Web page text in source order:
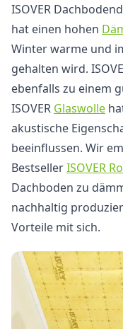
ISOVER
hat einen hohen
Winter warme und
gehalten wird.
ebenfalls zu einem
ISOVER Glaswolle
akustische
beeinflussen. Wir
BestsellerISOVER
Dachboden zu
nachhaltig
Vorteile mit sich.